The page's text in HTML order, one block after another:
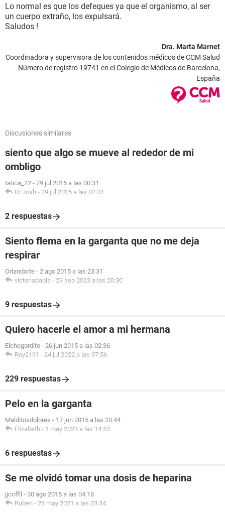
Lo normal es que los defeques ya que el organismo, al ser
un cuerpo extraño, los expulsará.
Saludos !
Dra. Marta Marnet
Coordinadora y supervisora de los contenidos médicos de CCM Salud
Número de registro 19741 en el Colegio de Médicos de Barcelona,
España
Discusiones similares
siento que algo se mueve al rededor de mi
ombligo
tatica_22 - 29 jul 2015 a las 00:31
Dr.Josh - 29 jul 2015 a las 02:31
2 respuestas
Siento flema en la garganta que no me deja
respirar
Orlandorte - 2 ago 2015 a las 23:31
victoriapaola - 23 sep 2023 a las 20:30
9 respuestas
Quiero hacerle el amor a mi hermana
Elchegordito - 26 jun 2015 a las 02:36
Roy2191 - 24 jul 2022 a las 07:56
229 respuestas
Pelo en la garganta
Malditosdolores - 17 jun 2015 a las 20:44
Elizabeth - 1 may 2023 a las 14:53
6 respuestas
Se me olvidó tomar una dosis de heparina
jjccffll - 30 ago 2015 a las 04:18
Ruben - 26 may 2021 a las 23:34